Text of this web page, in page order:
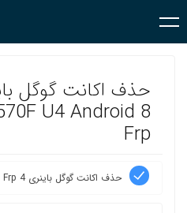
U4 Android 8
Frp
حذف اکانت گوگل باینری 4 Samsung G570F U4 Android 8 Frp